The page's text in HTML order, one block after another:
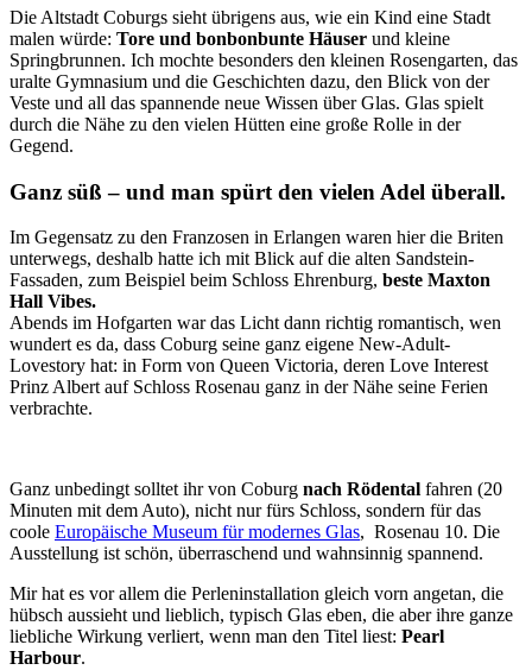
Die Altstadt Coburgs sieht übrigens aus, wie ein Kind eine Stadt
malen würde: Tore und bonbonbunte Häuser und kleine
Springbrunnen. Ich mochte besonders den kleinen Rosengarten, das
uralte Gymnasium und die Geschichten dazu, den Blick von der
Veste und all das spannende neue Wissen über Glas. Glas spielt
durch die Nähe zu den vielen Hütten eine große Rolle in der
Gegend.
Ganz süß – und man spürt den vielen Adel überall.
Im Gegensatz zu den Franzosen in Erlangen waren hier die Briten
unterwegs, deshalb hatte ich mit Blick auf die alten Sandstein-
Fassaden, zum Beispiel beim Schloss Ehrenburg, beste Maxton
Hall Vibes.
Abends im Hofgarten war das Licht dann richtig romantisch, wen
wundert es da, dass Coburg seine ganz eigene New-Adult-
Lovestory hat: in Form von Queen Victoria, deren Love Interest
Prinz Albert auf Schloss Rosenau ganz in der Nähe seine Ferien
verbrachte.
Ganz unbedingt solltet ihr von Coburg nach Rödental fahren (20
Minuten mit dem Auto), nicht nur fürs Schloss, sondern für das
coole Europäische Museum für modernes Glas, Rosenau 10. Die
Ausstellung ist schön, überraschend und wahnsinnig spannend.
Mir hat es vor allem die Perleninstallation gleich vorn angetan, die
hübsch aussieht und lieblich, typisch Glas eben, die aber ihre ganze
liebliche Wirkung verliert, wenn man den Titel liest: Pearl
Harbour.